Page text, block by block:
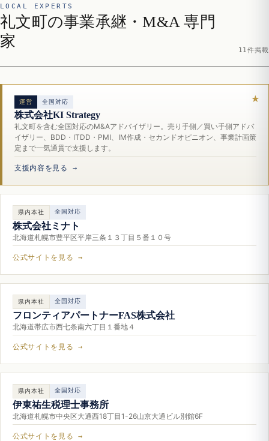
LOCAL EXPERTS
礼文町の事業承継・M&A 専門
家
11件掲載
運営 全国対応
株式会社KI Strategy
礼文町を含む全国対応のM&Aアドバイザリー。売り手側／買い手側アドバ
イザリー、BDD・ITDD・PMI、IM作成・セカンドオピニオン、事業計画策
定まで一気通貫で支援します。
支援内容を見る →
県内本社 全国対応
株式会社ミナト
北海道札幌市豊平区平岸三条１３丁目５番１０号
公式サイトを見る →
県内本社 全国対応
フロンティアパートナーFAS株式会社
北海道帯広市西七条南六丁目１番地４
公式サイトを見る →
県内本社 全国対応
伊東祐生税理士事務所
北海道札幌市中央区大通西18丁目1-26山京大通ビル別館6F
公式サイトを見る →